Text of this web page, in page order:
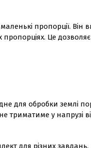
пропорції. Він
Це
для обробки землі
у напрузі
для різних завдань.